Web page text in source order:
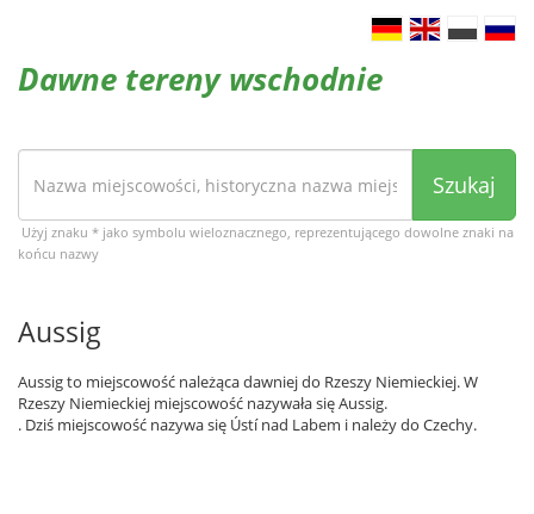
Dawne tereny wschodnie
Szukaj
Użyj znaku * jako symbolu wieloznacznego, reprezentującego dowolne znaki na
końcu nazwy
Aussig
Aussig to miejscowość należąca dawniej do Rzeszy Niemieckiej. W
Rzeszy Niemieckiej miejscowość nazywała się Aussig.
. Dziś miejscowość nazywa się Ústí nad Labem i należy do Czechy.